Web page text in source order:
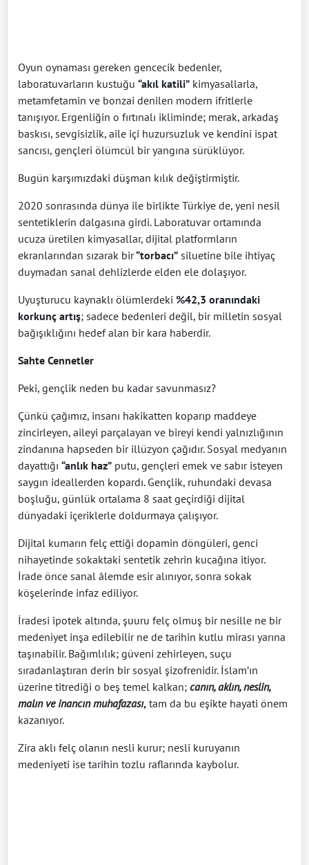
Oyun oynaması gereken gencecik bedenler,
laboratuvarların kustuğu “akıl katili” kimyasallarla,
metamfetamin ve bonzai denilen modern ifritlerle
tanışıyor. Ergenliğin o fırtınalı ikliminde; merak, arkadaş
baskısı, sevgisizlik, aile içi huzursuzluk ve kendini ispat
sancısı, gençleri ölümcül bir yangına sürüklüyor.
Bugün karşımızdaki düşman kılık değiştirmiştir.
2020 sonrasında dünya ile birlikte Türkiye de, yeni nesil
sentetiklerin dalgasına girdi. Laboratuvar ortamında
ucuza üretilen kimyasallar, dijital platformların
ekranlarından sızarak bir“torbacı” siluetine bile ihtiyaç
duymadan sanal dehlizlerde elden ele dolaşıyor.
Uyuşturucu kaynaklı ölümlerdeki %42,3 oranındaki
korkunç artış; sadece bedenleri değil, bir milletin sosyal
bağışıklığını hedef alan bir kara haberdir.
Sahte Cennetler
Peki, gençlik neden bu kadar savunmasız?
Çünkü çağımız, insanı hakikatten koparıp maddeye
zincirleyen, aileyi parçalayan ve bireyi kendi yalnızlığının
zindanına hapseden bir illüzyon çağıdır. Sosyal medyanın
dayattığı “anlık haz” putu, gençleri emek ve sabır isteyen
saygın ideallerden kopardı. Gençlik, ruhundaki devasa
boşluğu, günlük ortalama 8 saat geçirdiği dijital
dünyadaki içeriklerle doldurmaya çalışıyor.
Dijital kumarın felç ettiği dopamin döngüleri, genci
nihayetinde sokaktaki sentetik zehrin kucağına itiyor.
İrade önce sanal âlemde esir alınıyor, sonra sokak
köşelerinde infaz ediliyor.
İradesi ipotek altında, şuuru felç olmuş bir nesille ne bir
medeniyet inşa edilebilir ne de tarihin kutlu mirası yarına
taşınabilir. Bağımlılık; güveni zehirleyen, suçu
sıradanlaştıran derin bir sosyal şizofrenidir. İslam’ın
üzerine titrediği o beş temel kalkan; canın, aklın, neslin,
malın ve inancın muhafazası, tam da bu eşikte hayati önem
kazanıyor.
Zira aklı felç olanın nesli kurur; nesli kuruyanın
medeniyeti ise tarihin tozlu raflarında kaybolur.